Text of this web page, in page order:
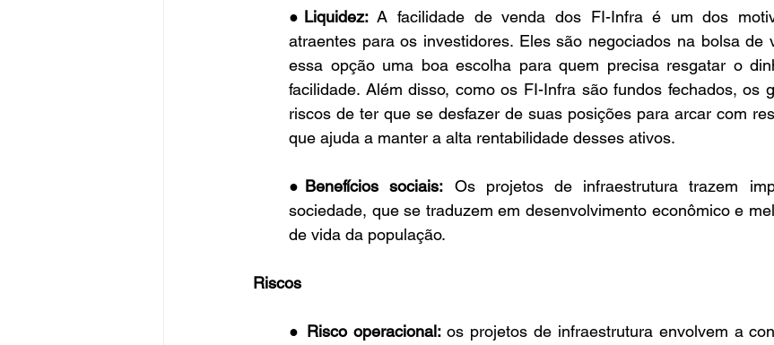
● Liquidez: A facilidade de venda dos FI-Infra é um dos
atraentes para os investidores. Eles são negociados na bolsa de
essa opção uma boa escolha para quem precisa resgatar o
facilidade. Além disso, como os FI-Infra são fundos fechados, os
riscos de ter que se desfazer de suas posições para arcar com
que ajuda a manter a alta rentabilidade desses ativos.
● Benefícios sociais: Os projetos de infraestrutura trazem
sociedade, que se traduzem em desenvolvimento econômico e
de vida da população.
Riscos
● Risco operacional: os projetos de infraestrutura envolvem a